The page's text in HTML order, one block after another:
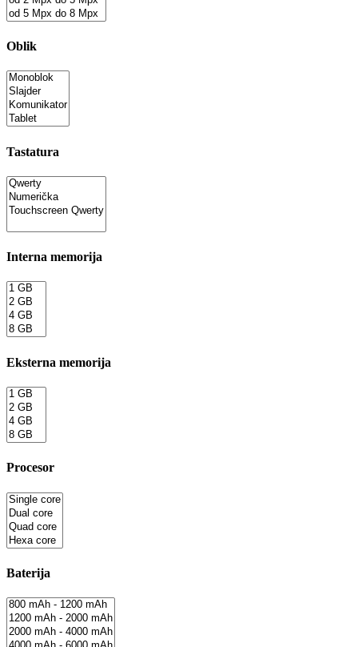
Oblik
Tastatura
Interna memorija
Eksterna memorija
Procesor
Baterija